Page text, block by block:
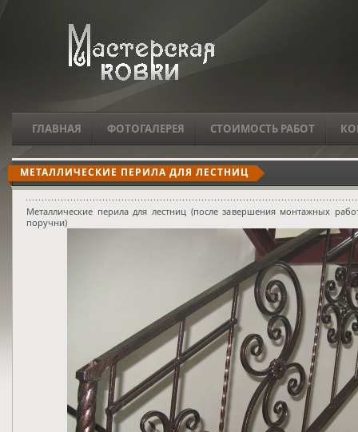
ГЛАВНАЯ ФОТОГАЛЕРЕЯ СТОИМОСТЬ РАБОТ
МЕТАЛЛИЧЕСКИЕ ПЕРИЛА ДЛЯ ЛЕСТНИЦ
Металлические перила для лестниц (после завершения монтажных
поручни)